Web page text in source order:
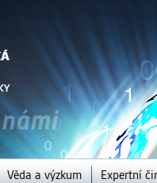
Věda a výzkum Expertní